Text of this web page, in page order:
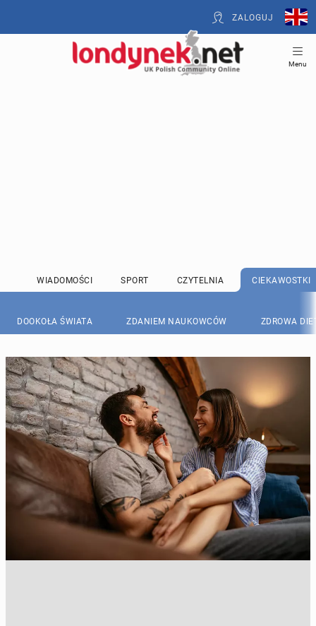
ZALOGUJ
Menu
WIADOMOŚCI SPORT CZYTELNIA CIEKAWOSTKI
DOOKOŁA ŚWIATA ZDANIEM NAUKOWCÓW ZDROWA